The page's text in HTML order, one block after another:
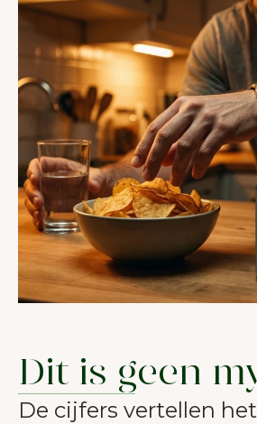
Dit is geen
De cijfers vertellen